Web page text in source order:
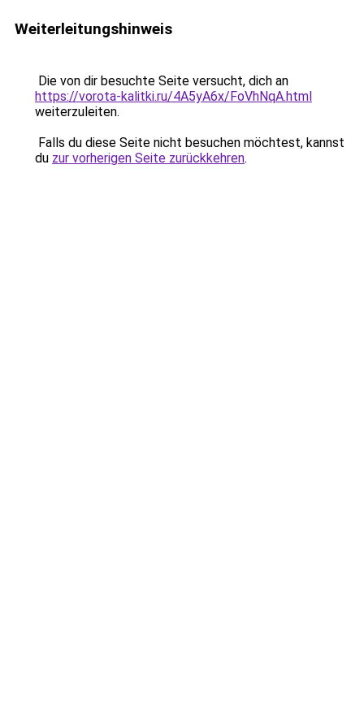
Weiterleitungshinweis
Die von dir besuchte Seite versucht, dich an
https://vorota-kalitki.ru/4A5yA6x/FoVhNqA.html
weiterzuleiten.
Falls du diese Seite nicht besuchen möchtest, kannst
du zur vorherigen Seite zurückkehren.